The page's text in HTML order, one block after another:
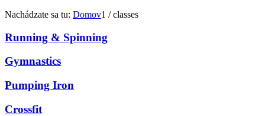
Nachádzate sa tu: Domov1 / classes
Running & Spinning
Gymnastics
Pumping Iron
Crossfit